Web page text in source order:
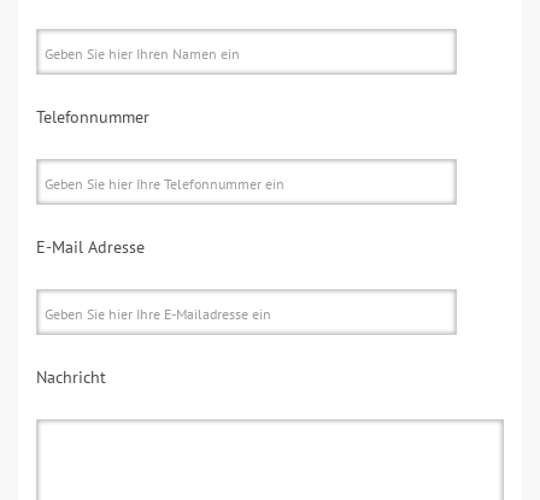
Telefonnummer
E-Mail Adresse
Nachricht